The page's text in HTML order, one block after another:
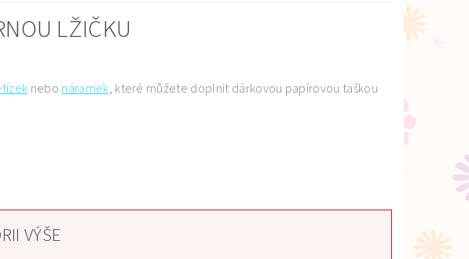
LŽIČKU
nebo náramek, které můžete doplnit dárkovou papírovou taškou
VÝŠE